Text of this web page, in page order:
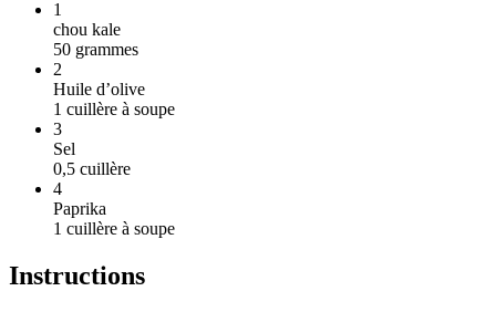
1
chou kale
50 grammes
2
Huile d’olive
1 cuillère à soupe
3
Sel
0,5 cuillère
4
Paprika
1 cuillère à soupe
Instructions